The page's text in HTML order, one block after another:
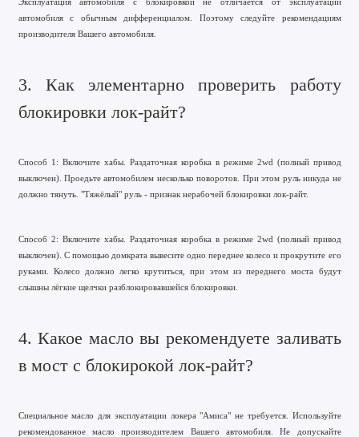
Эксплуатация автомобиля с блокировкой не отличается от эксплуатации
автомобиля с обычным дифференциалом. Поэтому следуйте рекомендациям
производителя Вашего автомобиля.
3. Как элементарно проверить работу
блокировки лок-райт?
Способ 1: Включите хабы. Раздаточная коробка в режиме 2wd (полный привод
выключен). Проедьте автомобилем несколько поворотов. При этом руль никуда не
должно тянуть. "Тяжёлый" руль - признак нерабочей блокировки лок-райт.
Способ 2: Включите хабы. Раздаточная коробка в режиме 2wd (полный привод
выключен). С помощью домкрата вывесите одно переднее колесо и прокрутите его
руками. Колесо должно легко крутиться, при этом из переднего моста будут
слышны лёгкие щелчки разблокировавшейся блокировки.
4. Какое масло вы рекомендуете заливать
в мост с блокирокой лок-райт?
Специальное масло для эксплуатации локера "Амиса" не требуется. Используйте
рекомендованное масло производителем Вашего автомобиля. Не допускайте